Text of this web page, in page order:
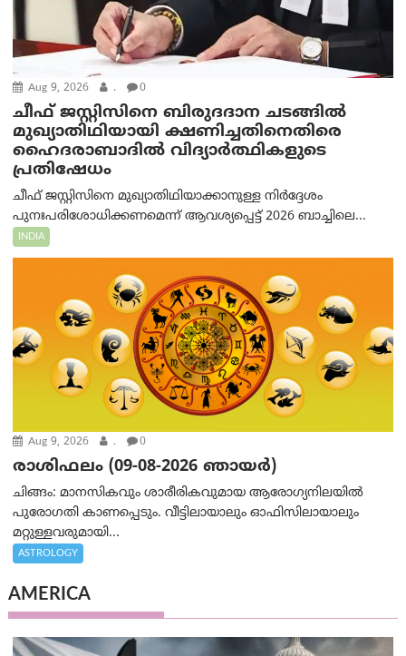
Aug 9, 2026 . 0
ചീഫ് ജസ്റ്റിസിനെ ബിരുദദാന ചടങ്ങില്‍
മുഖ്യാതിഥിയായി ക്ഷണിച്ചതിനെതിരെ
ഹൈദരാബാദില്‍ വിദ്യാർത്ഥികളുടെ
പ്രതിഷേധം
ചീഫ് ജസ്റ്റിസിനെ മുഖ്യാതിഥിയാക്കാനുള്ള നിർദ്ദേശം
പുനഃപരിശോധിക്കണമെന്ന് ആവശ്യപ്പെട്ട് 2026 ബാച്ചിലെ...
INDIA
Aug 9, 2026 . 0
രാശിഫലം (09-08-2026 ഞായര്‍)
ചിങ്ങം: മാനസികവും ശാരീരികവുമായ ആരോഗ്യനിലയിൽ
പുരോഗതി കാണപ്പെടും. വീട്ടിലായാലും ഓഫിസിലായാലും
മറ്റുള്ളവരുമായി...
ASTROLOGY
AMERICA